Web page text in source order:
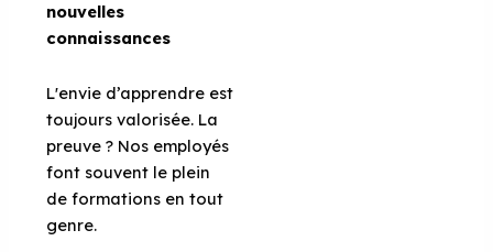
nouvelles
connaissances
L'envie d’apprendre est
toujours valorisée. La
preuve ? Nos employés
font souvent le plein
de formations en tout
genre.